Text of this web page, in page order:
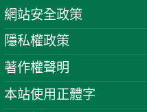
網站安全政策
隱私權政策
著作權聲明
本站使用正體字